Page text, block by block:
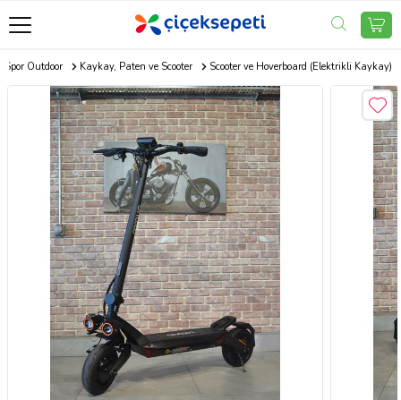
Spor Outdoor Kaykay, Paten ve Scooter Scooter ve Hoverboard (Elektrikli Kaykay)